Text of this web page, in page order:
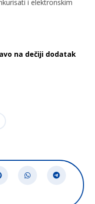
i elektronskim
na dečiji dodatak